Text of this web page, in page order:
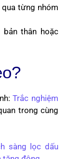
từng nhóm
thân hoặc
Trắc nghiệm
trong cùng
sàng lọc dấu